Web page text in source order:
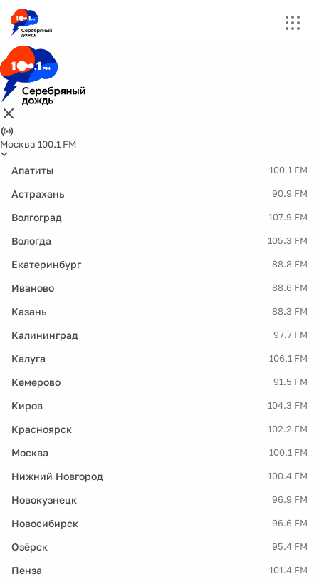
Москва 100.1 FM
Апатиты 100.1 FM
Астрахань 90.9 FM
Волгоград 107.9 FM
Вологда 105.3 FM
Екатеринбург 88.8 FM
Иваново 88.6 FM
Казань 88.3 FM
Калининград 97.7 FM
Калуга 106.1 FM
Кемерово 91.5 FM
Киров 104.3 FM
Красноярск 102.2 FM
Москва 100.1 FM
Нижний Новгород 100.4 FM
Новокузнецк 96.9 FM
Новосибирск 96.6 FM
Озёрск 95.4 FM
Пенза 101.4 FM